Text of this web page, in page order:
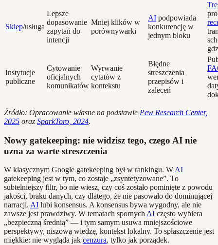
Sklep/usługa
Lepsze
dopasowanie
zapytań do
intencji
Mniej klików w
porównywarki
AI podpowiada
konkurencję w
jednym bloku
Tre
Instytucje
publiczne
Cytowanie
oficjalnych
komunikatów
Wyrwanie
cytatów z
kontekstu
Błędne
streszczenia
przepisów i
zaleceń
Źródło: Opracowanie własne na podstawie Pew Research Center,
2025 oraz SparkToro, 2024.
Nowy gatekeeping: nie widzisz tego, czego AI nie
uzna za warte streszczenia
W klasycznym Google gatekeeping był w rankingu. WAI
gatekeeping jest w tym, co zostaje „zsyntetyzowane”. To
subtelniejszy filtr, bo nie wiesz, czy coś zostało pominięte z powodu
jakości, braku danych, czy dlatego, że nie pasowało do dominującej
narracji. AI lubi konsensus. A konsensus bywa wygodny, ale nie
zawsze jest prawdziwy. W tematach spornychAI często wybiera
„bezpieczną średnią” — i tym samym usuwa mniejszościowe
perspektywy, niszową wiedzę, kontekst lokalny. To spłaszczenie jest
miękkie: nie wygląda jak cenzura, tylko jak porządek.